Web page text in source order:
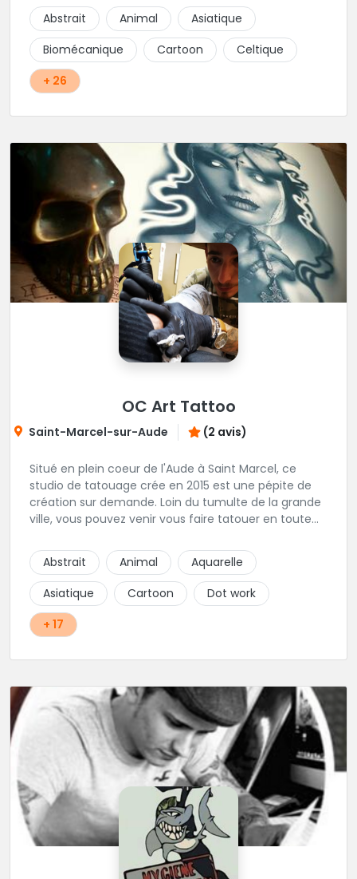
d'hygiène les plus strictes. Du new-school, du old
school, fantasy ou encore réaliste, Niko, Anthony,
Cody et les nombreux Guest seront adapter vos
idées en tatouages uniques et créatifs.
Abstrait Animal
Asiatique
Biomécanique
Cartoon
Celtique
+ 26
OC Art Tattoo
Saint-Marcel-sur-Aude (2 avis)
Situé en plein coeur de l'Aude à Saint Marcel, ce
studio de tatouage crée en 2015 est une pépite de
création sur demande. Loin du tumulte de la grande
ville, vous pouvez venir vous faire tatouer en toute
projet avec Alex. Une superbe adresse dans l'aude.
Abstrait Animal
Aquarelle
Asiatique
Cartoon
Dot work
+ 17